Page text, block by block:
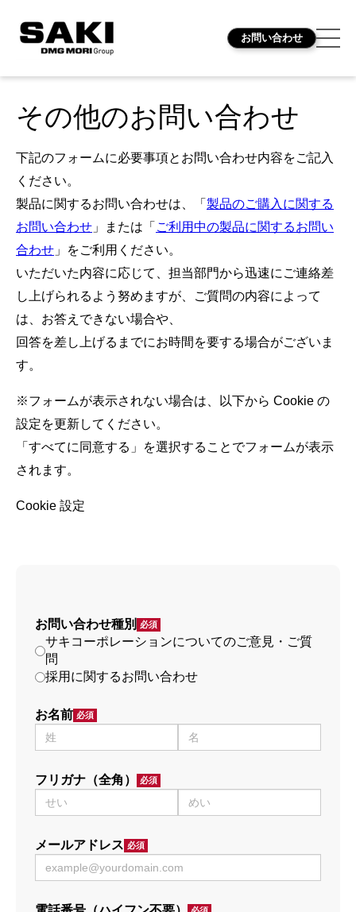
お問い合わせ
その他のお問い合わせ
下記のフォームに必要事項とお問い合わせ内容をご記入
ください。
製品に関するお問い合わせは、「 製品のご購入に関する
お問い合わせ 」または「 ご利用中の製品に関するお問い
合わせ 」をご利用ください。
いただいた内容に応じて、担当部門から迅速にご連絡差
し上げられるよう努めますが、ご質問の内容によって
は、お答えできない場合や、
回答を差し上げるまでにお時間を要する場合がございま
す。
※フォームが表示されない場合は、以下から Cookie の
設定を更新してください。
「すべてに同意する」を選択することでフォームが表示
されます。
Cookie 設定